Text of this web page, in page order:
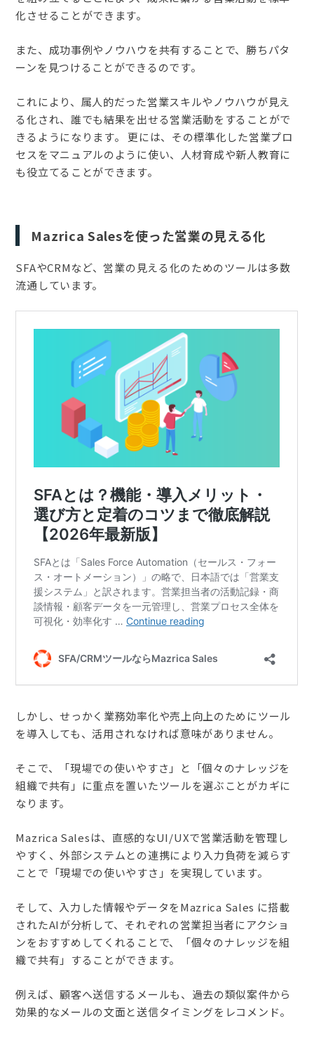
化させることができます。
また、成功事例やノウハウを共有することで、勝ちパタ
ーンを見つけることができるのです。
これにより、属人的だった営業スキルやノウハウが見え
る化され、誰でも結果を出せる営業活動をすることがで
きるようになります。 更には、その標準化した営業プロ
セスをマニュアルのように使い、人材育成や新人教育に
も役立てることができます。
Mazrica Salesを使った営業の見える化
SFAやCRMなど、営業の見える化のためのツールは多数
流通しています。
しかし、せっかく業務効率化や売上向上のためにツール
を導入しても、活用されなければ意味がありません。
そこで、「現場での使いやすさ」と「個々のナレッジを
組織で共有」に重点を置いたツールを選ぶことがカギに
なります。
Mazrica Salesは、直感的なUI/UXで営業活動を管理し
やすく、外部システムとの連携により入力負荷を減らす
ことで「現場での使いやすさ」を実現しています。
そして、入力した情報やデータをMazrica Sales に搭載
されたAIが分析して、それぞれの営業担当者にアクショ
ンをおすすめしてくれることで、「個々のナレッジを組
織で共有」することができます。
例えば、顧客へ送信するメールも、過去の類似案件から
効果的なメールの文面と送信タイミングをレコメンド。